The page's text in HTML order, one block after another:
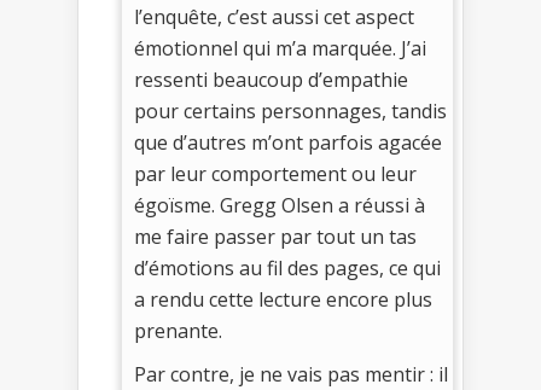
l’enquête, c’est aussi cet aspect
émotionnel qui m’a marquée. J’ai
ressenti beaucoup d’empathie
pour certains personnages, tandis
que d’autres m’ont parfois agacée
par leur comportement ou leur
égoïsme. Gregg Olsen a réussi à
me faire passer par tout un tas
d’émotions au fil des pages, ce qui
a rendu cette lecture encore plus
prenante.
Par contre, je ne vais pas mentir : il